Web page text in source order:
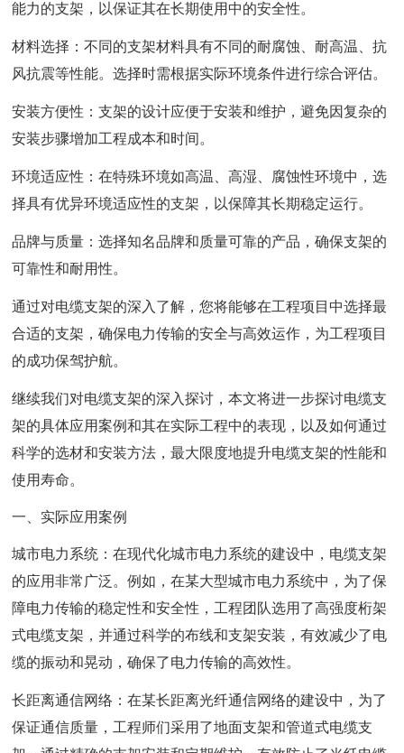
能力的支架，以保证其在长期使用中的安全性。
材料选择：不同的支架材料具有不同的耐腐蚀、耐高温、抗
风抗震等性能。选择时需根据实际环境条件进行综合评估。
安装方便性：支架的设计应便于安装和维护，避免因复杂的
安装步骤增加工程成本和时间。
环境适应性：在特殊环境如高温、高湿、腐蚀性环境中，选
择具有优异环境适应性的支架，以保障其长期稳定运行。
品牌与质量：选择知名品牌和质量可靠的产品，确保支架的
可靠性和耐用性。
通过对电缆支架的深入了解，您将能够在工程项目中选择最
合适的支架，确保电力传输的安全与高效运作，为工程项目
的成功保驾护航。
继续我们对电缆支架的深入探讨，本文将进一步探讨电缆支
架的具体应用案例和其在实际工程中的表现，以及如何通过
科学的选材和安装方法，最大限度地提升电缆支架的性能和
使用寿命。
一、实际应用案例
城市电力系统：在现代化城市电力系统的建设中，电缆支架
的应用非常广泛。例如，在某大型城市电力系统中，为了保
障电力传输的稳定性和安全性，工程团队选用了高强度桁架
式电缆支架，并通过科学的布线和支架安装，有效减少了电
缆的振动和晃动，确保了电力传输的高效性。
长距离通信网络：在某长距离光纤通信网络的建设中，为了
保证通信质量，工程师们采用了地面支架和管道式电缆支